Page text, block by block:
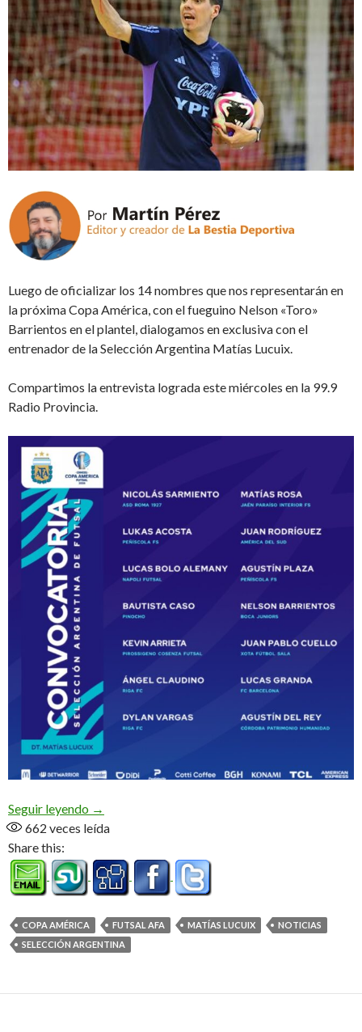
Luego de oficializar los 14 nombres que nos representarán en
la próxima Copa América, con el fueguino Nelson «Toro»
Barrientos en el plantel, dialogamos en exclusiva con el
entrenador de la Selección Argentina Matías Lucuix.
Compartimos la entrevista lograda este miércoles en la 99.9
Radio Provincia.
Seguir leyendo «Tenemos la ilusión de llegar a lo más alto»
→
662 veces leída
Share this:
COPA AMÉRICA FUTSAL AFA MATÍAS LUCUIX
NOTICIAS
SELECCIÓN ARGENTINA